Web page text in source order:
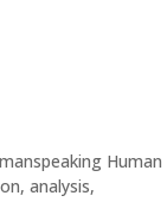
Human
analysis,